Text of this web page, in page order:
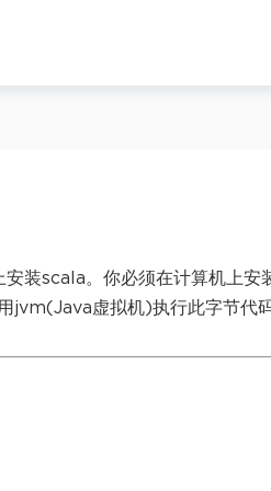
装scala。你必须在计算机上安
jvm(Java虚拟机)执行此字节代